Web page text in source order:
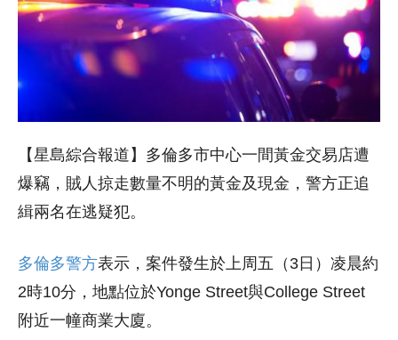
【星島綜合報道】多倫多市中心一間黃金交易店遭
爆竊，賊人掠走數量不明的黃金及現金，警方正追
緝兩名在逃疑犯。
多倫多警方表示，案件發生於上周五（3日）凌晨約
2時10分，地點位於Yonge Street與College Street
附近一幢商業大廈。